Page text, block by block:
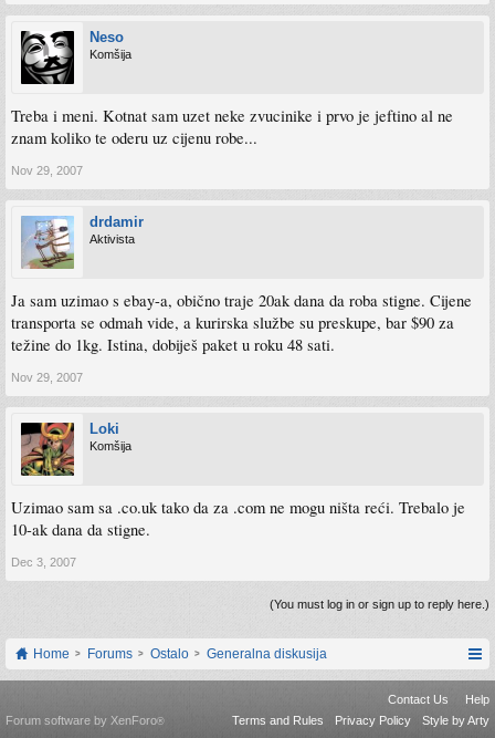
Neso
Komšija
Treba i meni. Kotnat sam uzet neke zvucinike i prvo je jeftino al ne
znam koliko te oderu uz cijenu robe...
Nov 29, 2007
drdamir
Aktivista
Ja sam uzimao s ebay-a, obično traje 20ak dana da roba stigne. Cijene
transporta se odmah vide, a kurirska službe su preskupe, bar $90 za
težine do 1kg. Istina, dobiješ paket u roku 48 sati.
Nov 29, 2007
Loki
Komšija
Uzimao sam sa .co.uk tako da za .com ne mogu ništa reći. Trebalo je
10-ak dana da stigne.
Dec 3, 2007
(You must log in or sign up to reply here.)
Home Forums Ostalo Generalna diskusija
Contact Us
Help
Terms and Rules
Privacy Policy Style by Arty
Forum software by XenForo®